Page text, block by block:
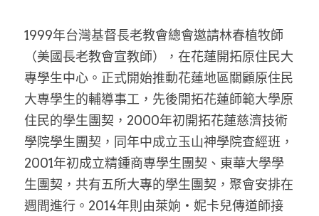
1999年台灣基督長老教會總會邀請林春植牧師
（美國長老教會宣教師），在花蓮開拓原住民大
專學生中心。正式開始推動花蓮地區關顧原住民
大專學生的輔導事工，先後開拓花蓮師範大學原
住民的學生團契，2000年初開拓花蓮慈濟技術
學院學生團契，同年中成立玉山神學院查經班，
2001年初成立精鍾商專學生團契、東華大學學
生團契，共有五所大專的學生團契，聚會安排在
週間進行。2014年則由萊姠‧妮卡兒傳道師接